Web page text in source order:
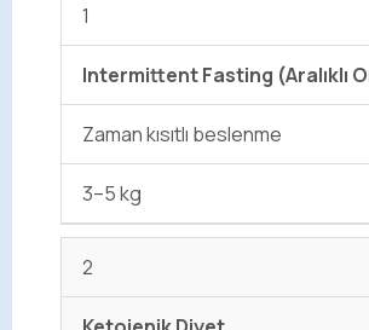
1
Intermittent Fasting (Aralıklı
Zaman kısıtlı beslenme
3–5 kg
2